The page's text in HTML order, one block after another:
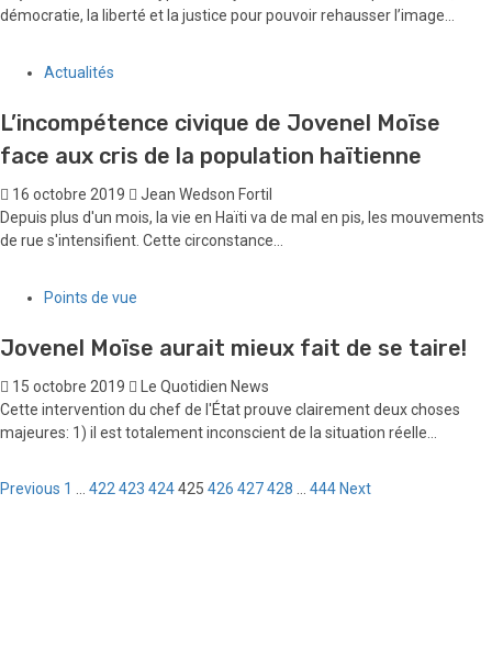
démocratie, la liberté et la justice pour pouvoir rehausser l’image...
Actualités
L’incompétence civique de Jovenel Moïse
face aux cris de la population haïtienne
16 octobre 2019
Jean Wedson Fortil
Depuis plus d'un mois, la vie en Haïti va de mal en pis, les mouvements
de rue s'intensifient. Cette circonstance...
Points de vue
Jovenel Moïse aurait mieux fait de se taire!
15 octobre 2019
Le Quotidien News
Cette intervention du chef de l'État prouve clairement deux choses
majeures: 1) il est totalement inconscient de la situation réelle...
Pagination
Previous 1 422 423 424425 426 427428 444 Next